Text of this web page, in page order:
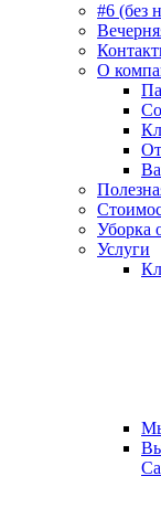
#6 (без
О
Уборка
Услуги